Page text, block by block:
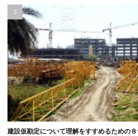
建設仮勘定について理解をすすめるための